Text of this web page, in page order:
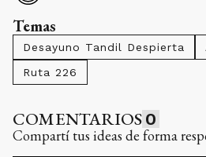
Temas
Desayuno Tandil Despierta
Ruta 226
COMENTARIOS 0
Compartí tus ideas de forma